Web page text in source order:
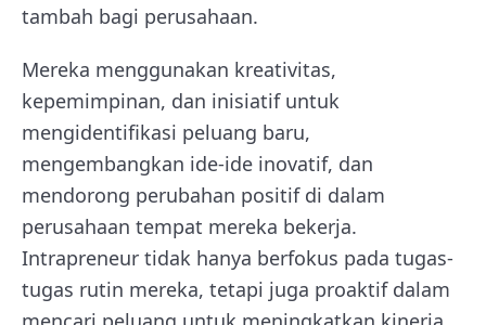
tambah bagi perusahaan.
Mereka menggunakan kreativitas,
kepemimpinan, dan inisiatif untuk
mengidentifikasi peluang baru,
mengembangkan ide-ide inovatif, dan
mendorong perubahan positif di dalam
perusahaan tempat mereka bekerja.
Intrapreneur tidak hanya berfokus pada tugas-
tugas rutin mereka, tetapi juga proaktif dalam